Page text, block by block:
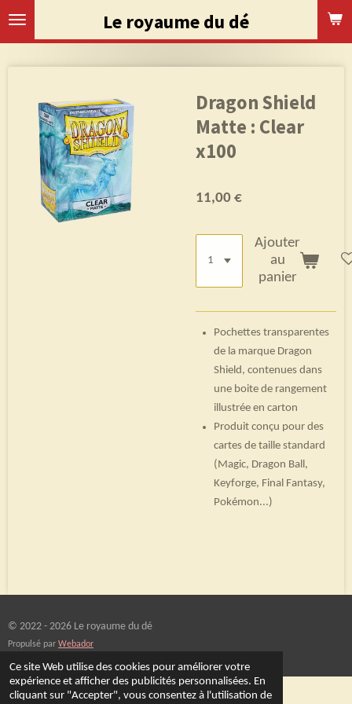
Ce site Web utilise des cookies pour améliorer votre
expérience et afficher des publicités personnalisées. En
cliquant sur "Accepter", vous consentez à l'utilisation de
Passer
Le royaume du dé
Dragon Shield
Matte : Clear
x100
11,00 €
Ajouter
au
panier
Pochettes transparentes
de la marque Dragon
Shield, contenues dans
une boite de rangement
illustrée en carton
Produit conçu pour des
cartes de taille standard
(Magic, Dragon Ball,
Keyforge, Final Fantasy,
Pokémon...)
© 2022 - 2026 Le royaume du dé
Propulsé par Webador